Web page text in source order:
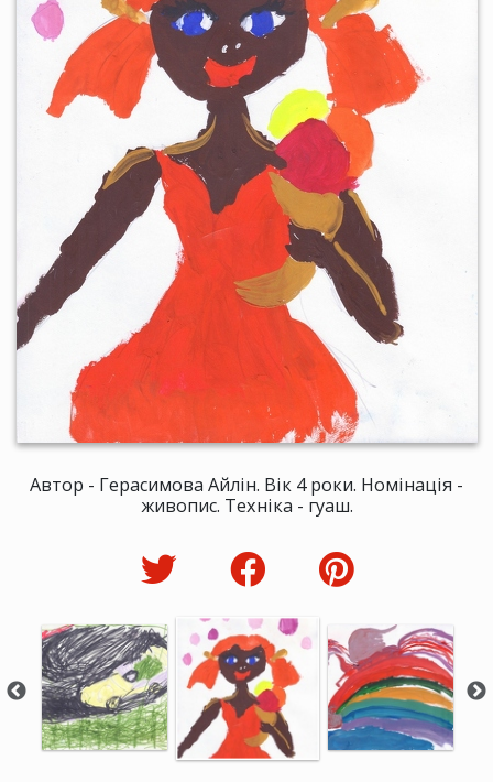
Автор - Герасимова Айлін. Вік 4 роки. Номінація -
живопис. Техніка - гуаш.